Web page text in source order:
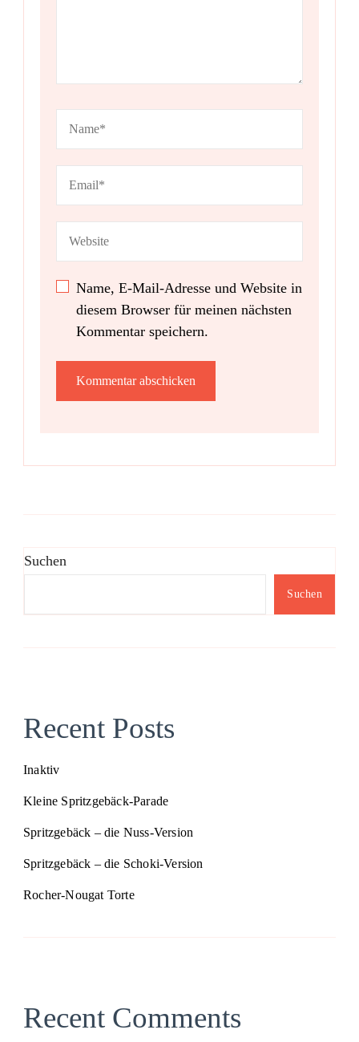
Name, E-Mail-Adresse und Website in
diesem Browser für meinen nächsten
Kommentar speichern.
Suchen
Suchen
Recent Posts
Inaktiv
Kleine Spritzgebäck-Parade
Spritzgebäck – die Nuss-Version
Spritzgebäck – die Schoki-Version
Rocher-Nougat Torte
Recent Comments